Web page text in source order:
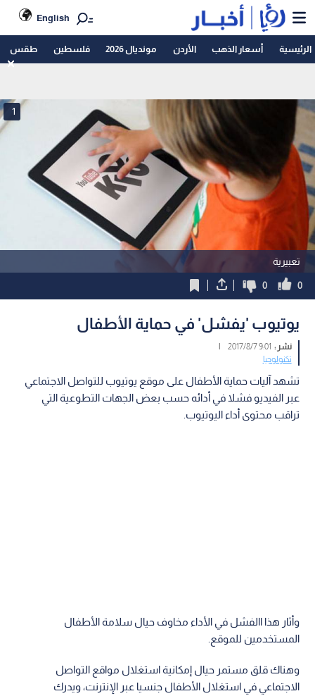
English
الرئيسية أسعار الذهب الأردن مونديال 2026 فلسطين طقس
تعبيرية
1
0
0
يوتيوب 'يفشل' في حماية الأطفال
نشر : 9:01 2017/8/7
|
تكنولوجيا
تشهد آليات حماية الأطفال على موقع يوتيوب للتواصل الاجتماعي
عبر الفيديو فشلا في أدائه حسب بعض الجهات التطوعية التي
تراقب محتوى أداء اليوتيوب.
وأثار هذا االفشل في الأداء مخاوف حيال سلامة الأطفال
المستخدمين للموقع.
وهناك قلق مستمر حيال إمكانية استغلال مواقع التواصل
الاجتماعي في استغلال الأطفال جنسيا عبر الإنترنت، ويدرك